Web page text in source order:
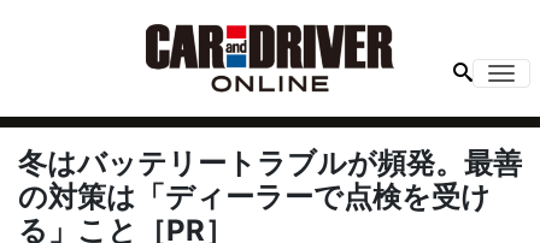
冬はバッテリートラブルが頻発。最善
の対策は「ディーラーで点検を受け
る」こと［PR］